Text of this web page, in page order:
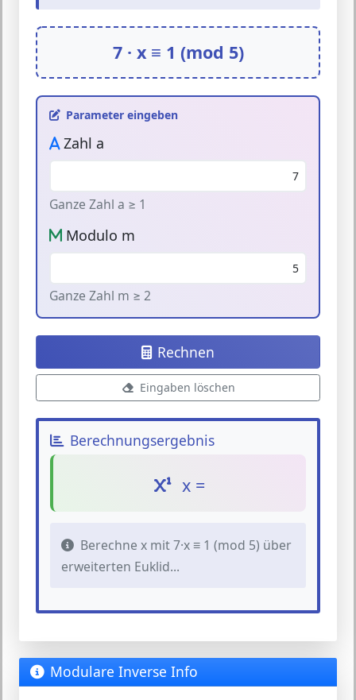
7· x ≡ 1 (mod 5)
Parameter eingeben
Zahl a
Ganze Zahl a ≥ 1
Modulo m
Ganze Zahl m ≥ 2
Rechnen
Eingaben löschen
Berechnungsergebnis
x =
Berechne x mit 7·x ≡ 1 (mod 5) über
erweiterten Euklid...
Modulare Inverse Info